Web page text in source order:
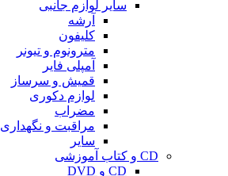
سایر لوازم جانبی
آرشه
کلیفون
مترونوم و تیونر
آمپلی فایر
قمیش و سرساز
لوازم دکوری
مضراب
مراقبت و نگهداری
سایر
CD و کتاب آموزشی
CD و DVD